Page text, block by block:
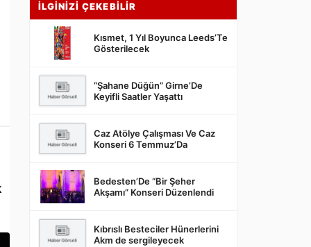
İLGİNİZİ ÇEKEBİLİR
Kısmet, 1 Yıl Boyunca Leeds’Te
Gösterilecek
“Şahane Düğün” Girne’De
Keyifli Saatler Yaşattı
Caz Atölye Çalışması Ve Caz
Konseri 6 Temmuz’Da
Bedesten’De “Bir Şeher
Akşamı” Konseri Düzenlendi
Kıbrıslı Besteciler Hünerlerini
Akm de sergileyecek